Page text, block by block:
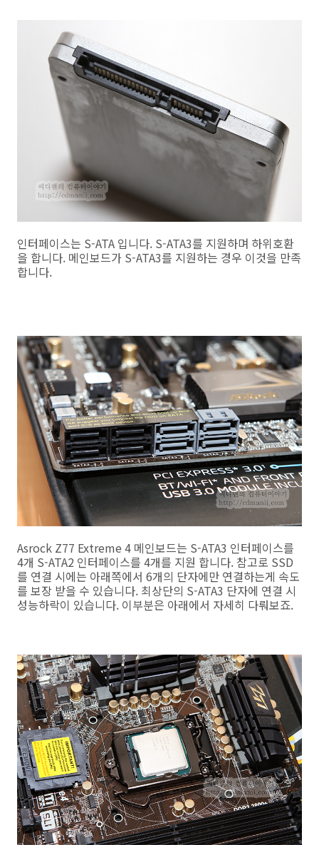
인터페이스는 S-ATA 입니다. S-ATA3를 지원하며 하위호환
을 합니다. 메인보드가 S-ATA3를 지원하는 경우 이것을 만족
합니다.
Asrock Z77 Extreme 4 메인보드는 S-ATA3 인터페이스를
4개 S-ATA2 인터페이스를 4개를 지원 합니다. 참고로 SSD
를 연결 시에는 아래쪽에서 6개의 단자에만 연결하는게 속도
를 보장 받을 수 있습니다. 최상단의 S-ATA3 단자에 연결 시
성능하락이 있습니다. 이부분은 아래에서 자세히 다뤄보죠.